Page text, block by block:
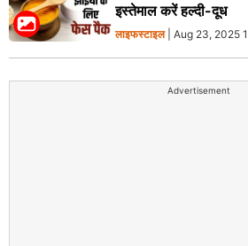
इस्तेमाल करें हल्दी-दूध
लाइफस्टाइल| Aug 23, 2025
Advertisement